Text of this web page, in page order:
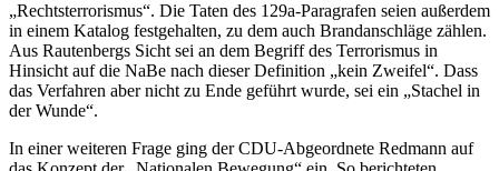
„Rechtsterrorismus“. Die Taten des 129a-Paragrafen seien außerdem
in einem Katalog festgehalten, zu dem auch Brandanschläge zählen.
Aus Rautenbergs Sicht sei an dem Begriff des Terrorismus in
Hinsicht auf die NaBe nach dieser Definition „kein Zweifel“. Dass
das Verfahren aber nicht zu Ende geführt wurde, sei ein „Stachel in
der Wunde“.
In einer weiteren Frage ging der CDU-Abgeordnete Redmann auf